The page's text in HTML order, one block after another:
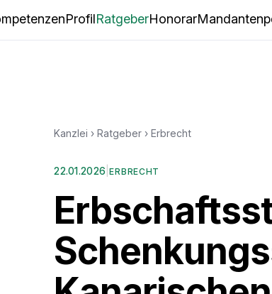
ProfilRatgeberHonorar
Kanzlei › Ratgeber › Erbrecht
22.01.2026 |ERBRECHT